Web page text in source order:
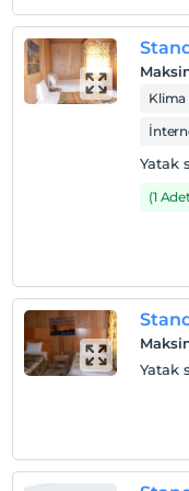
günlük turlar
alanımız
duş, wc, elektrik ve
Havaalanı
En erken saat 10:00
Check/out
En geç saat 11:00 ve
Sigara
Odalarda sigara
Klima
Yatak
(1
Yatak